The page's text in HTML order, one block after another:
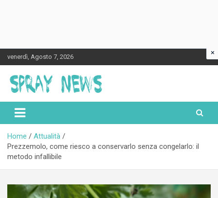
to
content
venerdì, Agosto 7, 2026
Spraynews.it
Home
Attualità
Prezzemolo, come riesco a conservarlo senza congelarlo: il
metodo infallibile
×